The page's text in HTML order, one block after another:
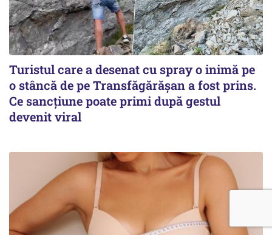
Turistul care a desenat cu spray o inimă pe
o stâncă de pe Transfăgărășan a fost prins.
Ce sancțiune poate primi după gestul
devenit viral